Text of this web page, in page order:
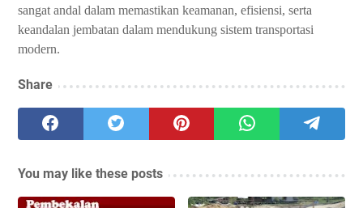
sangat andal dalam memastikan keamanan, efisiensi, serta
keandalan jembatan dalam mendukung sistem transportasi
modern.
Share
You may like these posts